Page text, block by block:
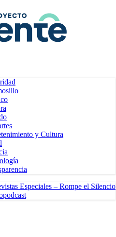
y Cultura
Especiales – Rompe el Silencio